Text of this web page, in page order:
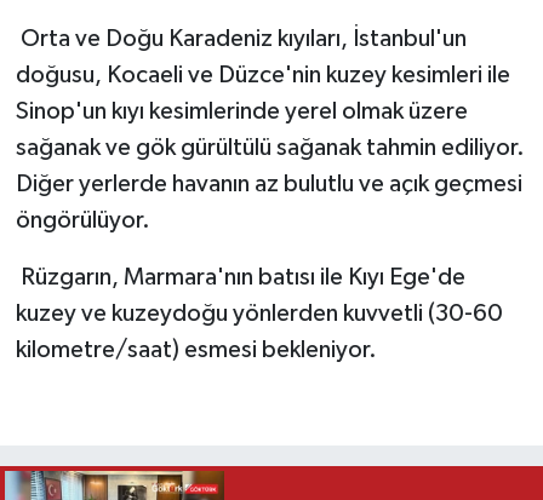
Orta ve Doğu Karadeniz kıyıları, İstanbul'un
doğusu, Kocaeli ve Düzce'nin kuzey kesimleri ile
Sinop'un kıyı kesimlerinde yerel olmak üzere
sağanak ve gök gürültülü sağanak tahmin ediliyor.
Diğer yerlerde havanın az bulutlu ve açık geçmesi
öngörülüyor.
Rüzgarın, Marmara'nın batısı ile Kıyı Ege'de
kuzey ve kuzeydoğu yönlerden kuvvetli (30-60
kilometre/saat) esmesi bekleniyor.